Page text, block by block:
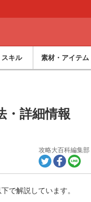
スキル 素材・アイテム
・詳細情報
攻略大百科編集部
で解説しています。